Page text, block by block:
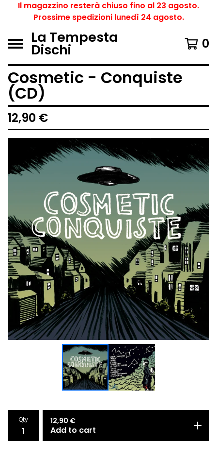
Il magazzino resterà chiuso fino al 23 agosto.
Prossime spedizioni lunedì 24 agosto.
La Tempesta
Dischi 0
Cosmetic - Conquiste
(CD)
12,90 €
Qty 12,90 €
Add to cart